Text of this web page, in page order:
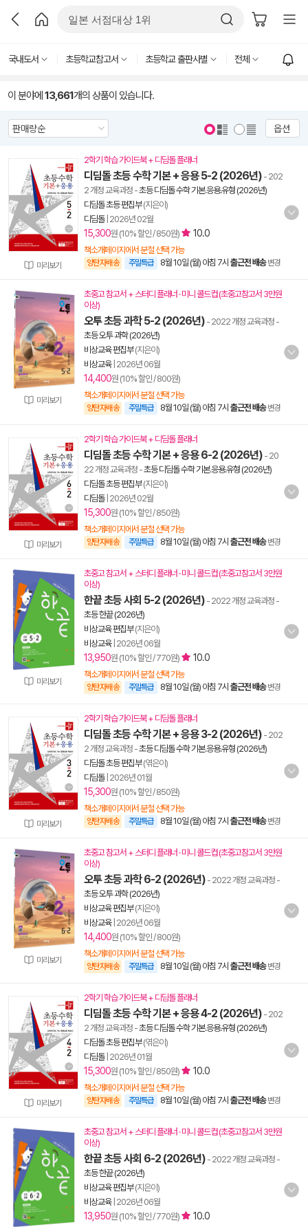
국내도서 초등학교참고서 초등학교 출판사별 전체
이 분야에 13,661개의 상품이 있습니다.
옵션
미리보기
2학기 학습 가이드북 + 디딤돌 플래너
디딤돌 초등 수학 기본 + 응용 5-2 (2026년) - 202
2 개정 교육과정 -초등 디딤돌 수학 기본.응용.유형 (2026년)
디딤돌 초등 편집부(지은이)
디딤돌| 2026년 02월
15,300원 (10% 할인 / 850원) 10.0
책소개페이지에서 분철 선택 가능
양탄자배송 주말특급 8월 10일 (월) 아침 7시 출근전 배송 변경
미리보기
초중고 참고서 + 스터디 플래너 · 미니 콜드컵 (초중고참고서 3만원
이상)
오투 초등 과학 5-2 (2026년) - 2022 개정 교육과정 -
초등 오투 과학 (2026년)
비상교육 편집부(지은이)
비상교육| 2026년 06월
14,400원 (10% 할인 / 800원)
책소개페이지에서 분철 선택 가능
양탄자배송 주말특급 8월 10일 (월) 아침 7시 출근전 배송 변경
미리보기
2학기 학습 가이드북 + 디딤돌 플래너
디딤돌 초등 수학 기본 + 응용 6-2 (2026년) - 20
22 개정 교육과정 -초등 디딤돌 수학 기본.응용.유형 (2026년)
디딤돌 초등 편집부(지은이)
디딤돌| 2026년 02월
15,300원 (10% 할인 / 850원)
책소개페이지에서 분철 선택 가능
양탄자배송 주말특급 8월 10일 (월) 아침 7시 출근전 배송 변경
미리보기
초중고 참고서 + 스터디 플래너 · 미니 콜드컵 (초중고참고서 3만원
이상)
한끝 초등 사회 5-2 (2026년) - 2022 개정 교육과정 -
초등 한끝 (2026년)
비상교육 편집부(지은이)
비상교육| 2026년 06월
13,950원 (10% 할인 / 770원) 10.0
책소개페이지에서 분철 선택 가능
양탄자배송 주말특급 8월 10일 (월) 아침 7시 출근전 배송 변경
미리보기
2학기 학습 가이드북 + 디딤돌 플래너
디딤돌 초등 수학 기본 + 응용 3-2 (2026년) - 202
2 개정 교육과정 -초등 디딤돌 수학 기본.응용.유형 (2026년)
디딤돌 초등 편집부(엮은이)
디딤돌| 2026년 01월
15,300원 (10% 할인 / 850원)
책소개페이지에서 분철 선택 가능
양탄자배송 주말특급 8월 10일 (월) 아침 7시 출근전 배송 변경
미리보기
초중고 참고서 + 스터디 플래너 · 미니 콜드컵 (초중고참고서 3만원
이상)
오투 초등 과학 6-2 (2026년) - 2022 개정 교육과정 -
초등 오투 과학 (2026년)
비상교육 편집부(지은이)
비상교육| 2026년 06월
14,400원 (10% 할인 / 800원)
책소개페이지에서 분철 선택 가능
양탄자배송 주말특급 8월 10일 (월) 아침 7시 출근전 배송 변경
미리보기
2학기 학습 가이드북 + 디딤돌 플래너
디딤돌 초등 수학 기본 + 응용 4-2 (2026년) - 202
2 개정 교육과정 -초등 디딤돌 수학 기본.응용.유형 (2026년)
디딤돌 초등 편집부(엮은이)
디딤돌| 2026년 01월
15,300원 (10% 할인 / 850원) 10.0
책소개페이지에서 분철 선택 가능
양탄자배송 주말특급 8월 10일 (월) 아침 7시 출근전 배송 변경
초중고 참고서 + 스터디 플래너 · 미니 콜드컵 (초중고참고서 3만원
이상)
한끝 초등 사회 6-2 (2026년) - 2022 개정 교육과정 -
초등 한끝 (2026년)
비상교육 편집부(지은이)
비상교육| 2026년 06월
13,950원 (10% 할인 / 770원) 10.0